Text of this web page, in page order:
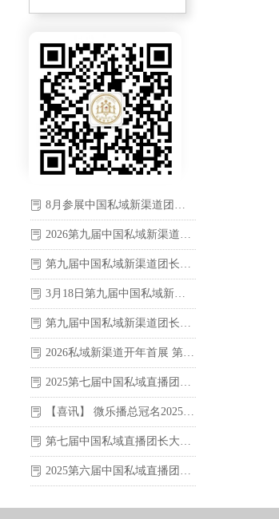
ꂓ 8月参展中国私域新渠道团长大会，抢占私域经济新机遇，引爆私域新增量
ꂓ 2026第九届中国私域新渠道团长大会在沪圆满落幕
ꂓ 第九届中国私域新渠道团长大会即将盛大开幕
ꂓ 3月18日第九届中国私域新渠道团长大会参展商推荐：青岛雨润小禾服装科技有限公司
ꂓ 第九届中国私域新渠道团长大会：供应商与渠道的必赴之约！
ꂓ 2026私域新渠道开年首展 第九届中国私域新渠道团长大会在沪举办
ꂓ 2025第七届中国私域直播团长大会暨第二十一届上海国际新零售社区社群团购博览会圆满落幕
ꂓ 【喜讯】 微乐播总冠名2025第七届中国私域直播团长大会
ꂓ 第七届中国私域直播团长大会8月1-3日在上海世博展览馆盛大举办
ꂓ 2025第六届中国私域直播团长大会暨第二十届上海国际新零售社区社群团购博览会于2月24-26日在上海世博展览馆圆满闭幕！